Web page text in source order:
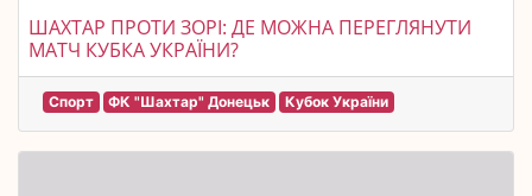
ШАХТАР ПРОТИ ЗОРІ: ДЕ МОЖНА ПЕРЕГЛЯНУТИ
МАТЧ КУБКА УКРАЇНИ?
Спорт ФК "Шахтар" Донецьк Кубок України